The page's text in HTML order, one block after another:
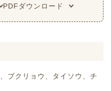
PDFダウンロード
ブクリョウ、タイソウ、チ